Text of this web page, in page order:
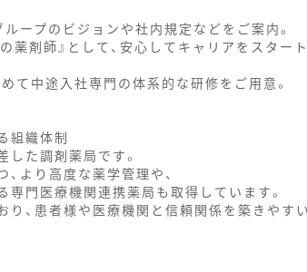
ープのビジョンや社内規定などをご案内。
薬剤師』として、安心してキャリアをスター
て中途入社専門の体系的な研修をご用意。
組織体制
た調剤薬局です。
より高度な薬学管理や、
門医療機関連携薬局も取得しています。
、患者様や医療機関と信頼関係を築きやす